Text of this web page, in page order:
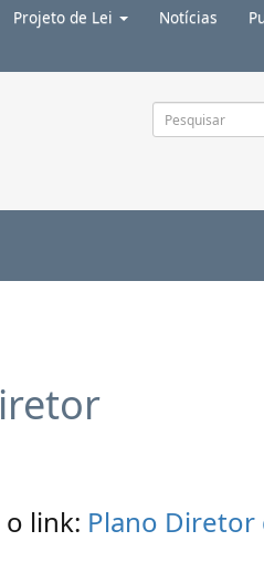
Projeto de Lei Notícias
o link: Plano Diretor